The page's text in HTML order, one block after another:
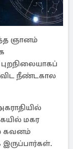
ஞானம்
விட நீண்டகால
மகர
கவனம்
இருப்பார்கள்.